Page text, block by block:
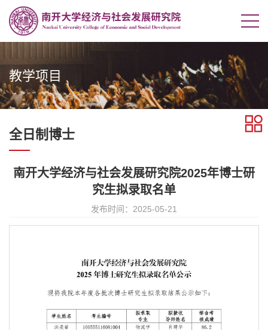
教学项目
全日制博士
南开大学经济与社会发展研究院2025年博士研
究生拟录取名单
发布时间：2025-05-21